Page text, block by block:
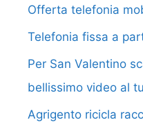
Offerta telefonia
Telefonia fissa a
Per San Valentino
bellissimo video al
Agrigento ricicla